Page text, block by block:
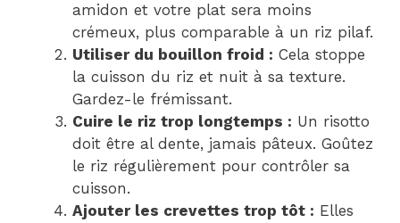
amidon et votre plat sera moins
crémeux, plus comparable à un riz pilaf.
Utiliser du bouillon froid : Cela stoppe
la cuisson du riz et nuit à sa texture.
Gardez-le frémissant.
Cuire le riz trop longtemps : Un risotto
doit être al dente, jamais pâteux. Goûtez
le riz régulièrement pour contrôler sa
cuisson.
Ajouter les crevettes trop tôt : Elles